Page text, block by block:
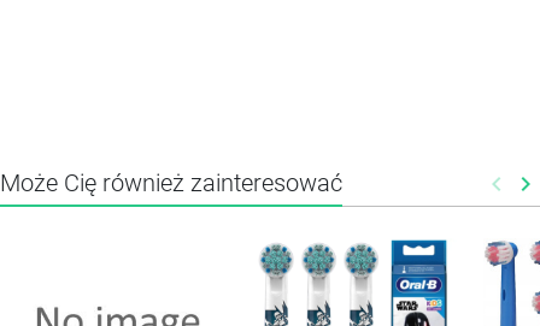
Może Cię również zainteresować keyboard_arrow_left keyboard_arrow_right